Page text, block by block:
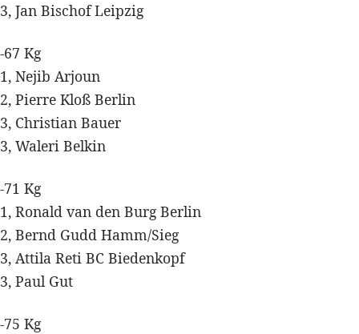
3, Jan Bischof Leipzig
-67 Kg
1, Nejib Arjoun
2, Pierre Kloß Berlin
3, Christian Bauer
3, Waleri Belkin
-71 Kg
1, Ronald van den Burg Berlin
2, Bernd Gudd Hamm/Sieg
3, Attila Reti BC Biedenkopf
3, Paul Gut
-75 Kg